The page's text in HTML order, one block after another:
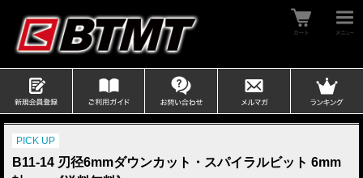
PICK UP
B11-14 刃径6mmダウンカット・スパイラルビット 6mm